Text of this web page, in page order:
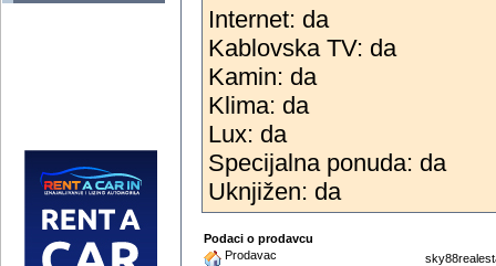
Internet: da
Kablovska TV: da
Kamin: da
Klima: da
Lux: da
Specijalna ponuda: da
Uknjižen: da
Podaci o prodavcu
Prodavac